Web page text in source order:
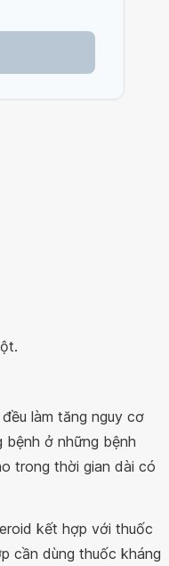
làm tăng nguy cơ
bệnh ở những bệnh
trong thời gian dài có
kết hợp với thuốc
cần dùng thuốc kháng